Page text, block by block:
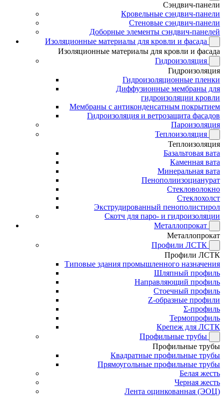
Сэндвич-панели
Кровельные сэндвич-панели
Стеновые сэндвич-панели
Доборные элементы сэндвич-панелей
Изоляционные материалы для кровли и фасада
Изоляционные материалы для кровли и фасада
Гидроизоляция
Гидроизоляция
Гидроизоляционные пленки
Диффузионные мембраны для
гидроизоляции кровли
Мембраны с антиконденсатным покрытием
Гидроизоляция и ветрозащита фасадов
Пароизоляция
Теплоизоляция
Теплоизоляция
Базальтовая вата
Каменная вата
Минеральная вата
Пенополиизоцианурат
Стекловолокно
Стеклохолст
Экструдированный пенополистирол
Скотч для паро- и гидроизоляции
Металлопрокат
Металлопрокат
Профили ЛСТК
Профили ЛСТК
Типовые здания промышленного назначения
Шляпный профиль
Направляющий профиль
Стоечный профиль
Z-образные профили
Σ-профиль
Термопрофиль
Крепеж для ЛСТК
Профильные трубы
Профильные трубы
Квадратные профильные трубы
Прямоугольные профильные трубы
Белая жесть
Черная жесть
Лента оцинкованная (ЭОЦ)